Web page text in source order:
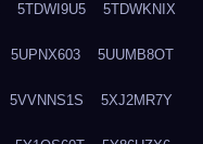
5TDWI9U5 5TDWKNIX
5UPNX603 5UUMB8OT
5VVNNS1S 5XJ2MR7Y